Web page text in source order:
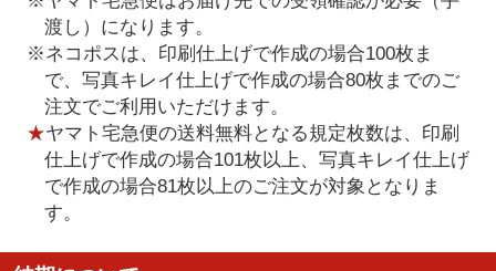
渡し）になります。
※ネコポスは、印刷仕上げで作成の場合100枚ま
で、写真キレイ仕上げで作成の場合80枚までのご
注文でご利用いただけます。
★ヤマト宅急便の送料無料となる規定枚数は、印刷
仕上げで作成の場合101枚以上、写真キレイ仕上げ
で作成の場合81枚以上のご注文が対象となりま
す。